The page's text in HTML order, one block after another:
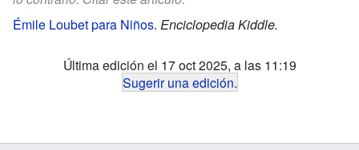
Émile Loubet para Niños. Enciclopedia Kiddle.
Última edición el 17 oct 2025, a las 11:19
Sugerir una edición.